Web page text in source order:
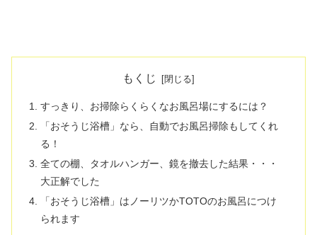
もくじ
すっきり、お掃除らくらくなお風呂場にするには？
「おそうじ浴槽」なら、自動でお風呂掃除もしてくれ
る！
全ての棚、タオルハンガー、鏡を撤去した結果・・・
大正解でした
「おそうじ浴槽」はノーリツかTOTOのお風呂につけ
られます